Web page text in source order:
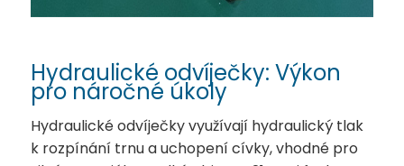
Hydraulické odvíječky: Výkon
pro náročné úkoly
Hydraulické odvíječky využívají hydraulický tlak
k rozpínání trnu a uchopení cívky, vhodné pro